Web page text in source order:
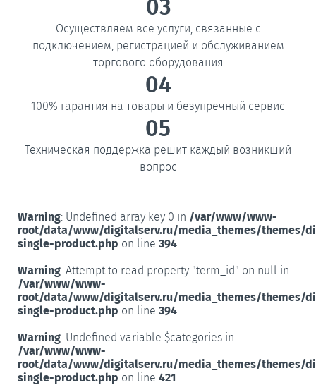
03
Осуществляем все услуги, связанные с
подключением, регистрацией и обслуживанием
торгового оборудования
04
100% гарантия на товары и безупречный сервис
05
Техническая поддержка решит каждый возникший
вопрос
Warning: Undefined array key 0 in /var/www/www-
root/data/www/digitalserv.ru/media_themes/themes/
single-product.php on line 394
Warning: Attempt to read property "term_id" on null in
/var/www/www-
root/data/www/digitalserv.ru/media_themes/themes/
single-product.php on line 394
Warning: Undefined variable $categories in
/var/www/www-
root/data/www/digitalserv.ru/media_themes/themes/
single-product.php on line 421